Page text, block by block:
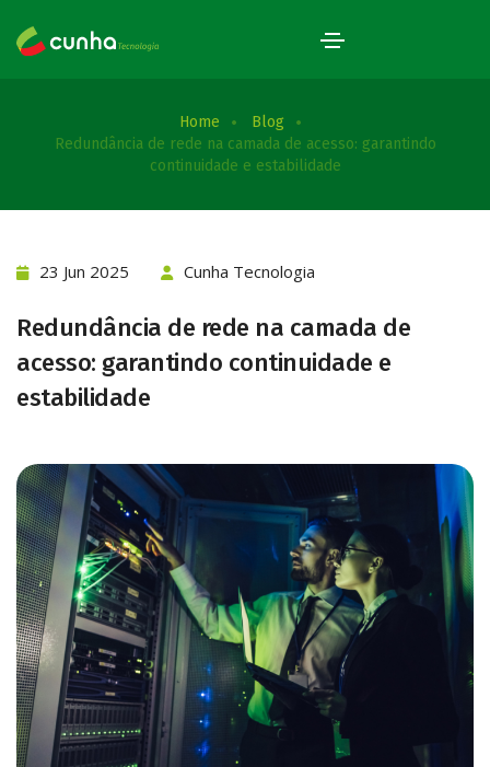
Home
Blog
Redundância de rede na camada de acesso: garantindo
continuidade e estabilidade
23 Jun 2025 Cunha Tecnologia
Redundância de rede na camada de
acesso: garantindo continuidade e
estabilidade